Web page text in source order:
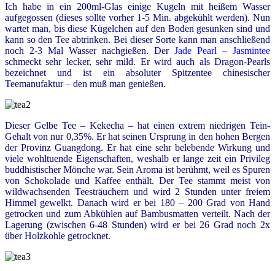
Ich habe in ein 200ml-Glas einige Kugeln mit heißem Wasser
aufgegossen (dieses sollte vorher 1-5 Min. abgekühlt werden). Nun
wartet man, bis diese Kügelchen auf den Boden gesunken sind und
kann so den Tee abtrinken. Bei dieser Sorte kann man anschließend
noch 2-3 Mal Wasser nachgießen. Der Jade Pearl – Jasmintee
schmeckt sehr lecker, sehr mild. Er wird auch als Dragon-Pearls
bezeichnet und ist ein absoluter Spitzentee chinesischer
Teemanufaktur – den muß man genießen.
Dieser Gelbe Tee – Kekecha – hat einen extrem niedrigen Tein-
Gehalt von nur 0,35%. Er hat seinen Ursprung in den hohen Bergen
der Provinz Guangdong. Er hat eine sehr belebende Wirkung und
viele wohltuende Eigenschaften, weshalb er lange zeit ein Privileg
buddhistischer Mönche war. Sein Aroma ist berühmt, weil es Spuren
von Schokolade und Kaffee enthält. Der Tee stammt meist von
wildwachsenden Teesträuchern und wird 2 Stunden unter freiem
Himmel gewelkt. Danach wird er bei 180 – 200 Grad von Hand
getrocken und zum Abkühlen auf Bambusmatten verteilt. Nach der
Lagerung (zwischen 6-48 Stunden) wird er bei 26 Grad noch 2x
über Holzkohle getrocknet.